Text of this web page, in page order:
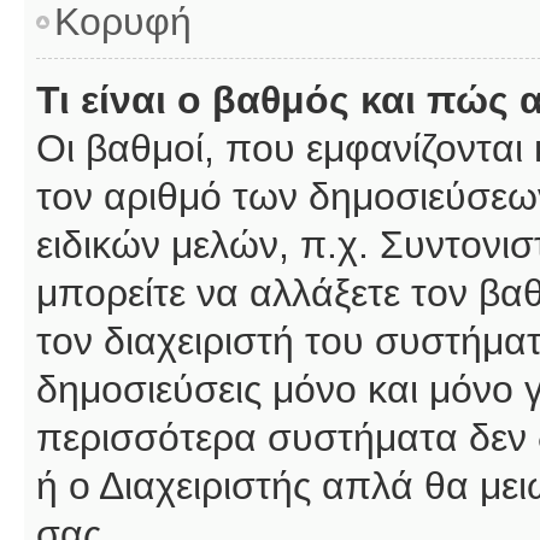
Κορυφή
Τι είναι ο βαθμός και
Οι βαθμοί, που
τον αριθμό των
ειδικών μελών, π.χ.
μπορείτε να αλλάξετε τον
τον διαχειριστή του
δημοσιεύσεις μόνο και
περισσότερα συστήματα δεν
ή ο Διαχειριστής απλά θα